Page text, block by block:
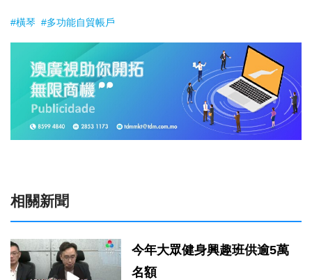
#橫琴 #多功能自貿帳戶
相關新聞
今年大眾健身興趣班供逾5萬
名額